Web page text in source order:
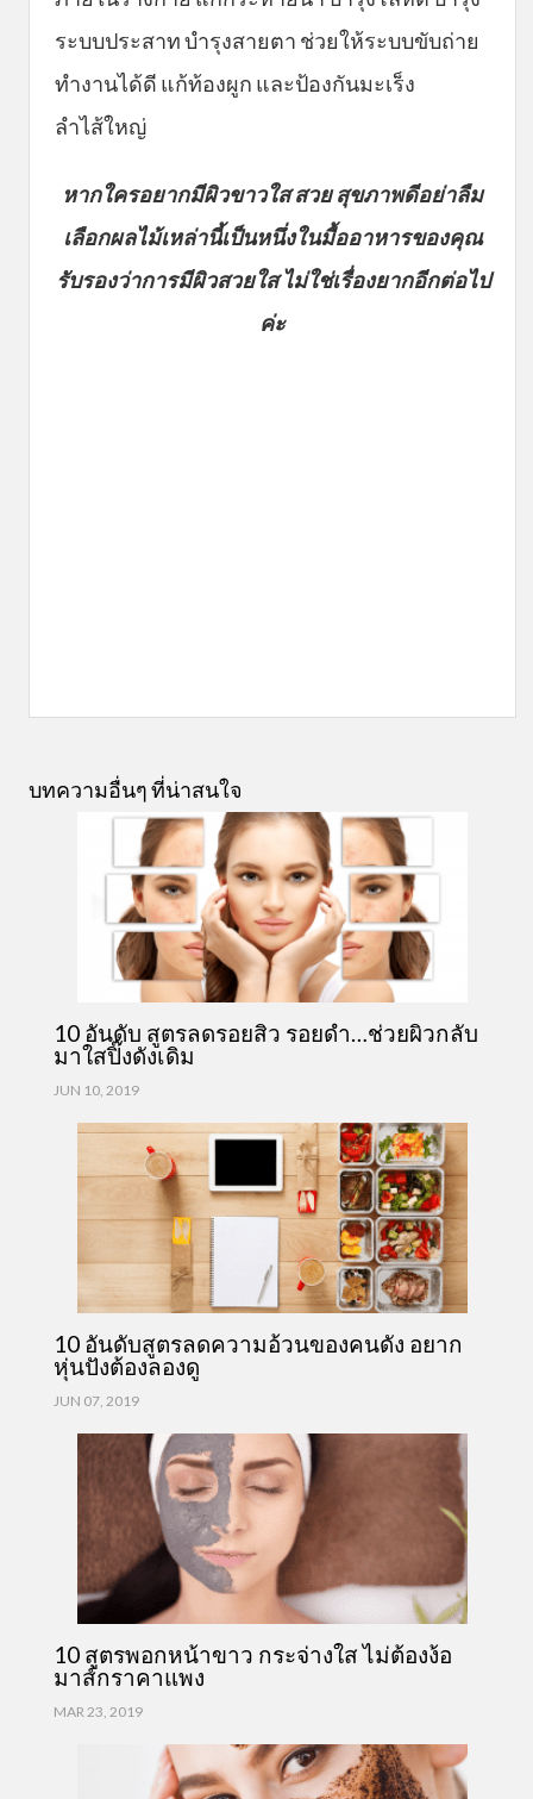
ระบบประสาท บำรุงสายตา ช่วยให้ระบบขับถ่าย
ทำงานได้ดี แก้ท้องผูก และป้องกันมะเร็ง
ลำไส้ใหญ่
หากใครอยากมีผิวขาวใส สวย สุขภาพดีอย่าลืม
เลือกผลไม้เหล่านี้เป็นหนึ่งในมื้ออาหารของคุณ
รับรองว่าการมีผิวสวยใส ไม่ใช่เรื่องยากอีกต่อไป
ค่ะ
บทความอื่นๆ ที่น่าสนใจ
10 อันดับ สูตรลดรอยสิว รอยดำ…ช่วยผิวกลับ
มาใสปิ๊งดังเดิม
JUN 10, 2019
10 อันดับสูตรลดความอ้วนของคนดัง อยาก
หุ่นปังต้องลองดู
JUN 07, 2019
10 สูตรพอกหน้าขาว กระจ่างใส ไม่ต้องง้อ
มาส์กราคาแพง
MAR 23, 2019